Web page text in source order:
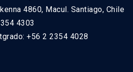
4860, Macul. Santiago, Chile
4303
+56 2 2354 4028